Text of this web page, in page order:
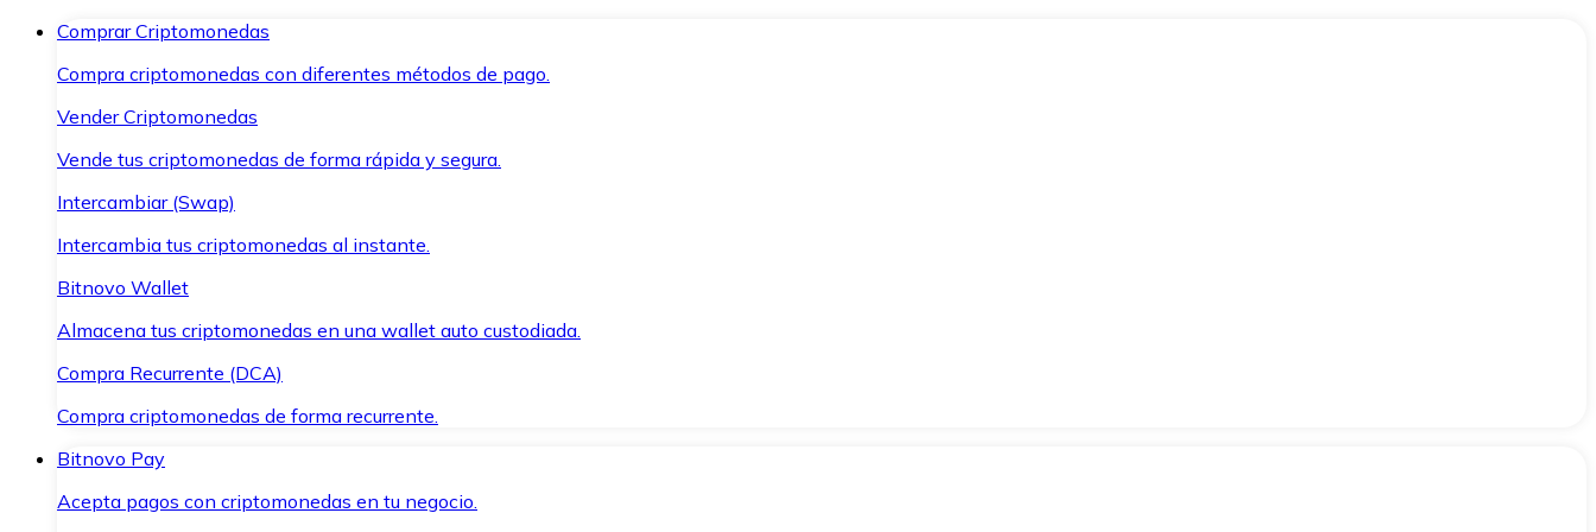
Comprar Criptomonedas
Compra criptomonedas con diferentes métodos de pago.
Vender Criptomonedas
Vende tus criptomonedas de forma rápida y segura.
Intercambiar (Swap)
Intercambia tus criptomonedas al instante.
Bitnovo Wallet
Almacena tus criptomonedas en una wallet auto custodiada.
Compra Recurrente (DCA)
Compra criptomonedas de forma recurrente.
Bitnovo Pay
Acepta pagos con criptomonedas en tu negocio.